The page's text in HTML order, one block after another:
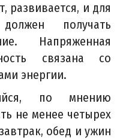
развивается, и для
получать
Напряженная
связана со
энергии.
по мнению
не менее четырех
обед и ужин